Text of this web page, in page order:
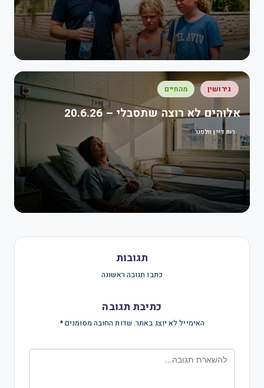
גירושין מהחיים
אלוהים לא רוצה שתסבלי – 20.6.26
רות דיין וולפנר
תגובות
כתבו תגובה ראשונה
כתיבת תגובה
האימייל לא יוצג באתר. שדות החובה מסומנים*